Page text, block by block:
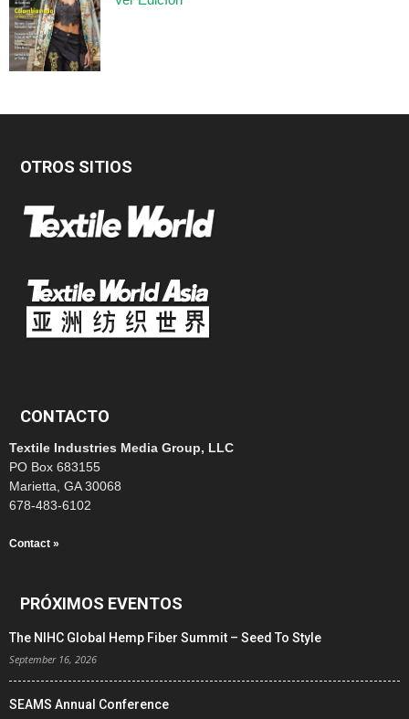
OTROS SITIOS
CONTACTO
Textile Industries Media Group, LLC
PO Box 683155
Marietta, GA 30068
678-483-6102
Contact »
PRÓXIMOS EVENTOS
The NIHC Global Hemp Fiber Summit – Seed To Style
September 16, 2026
SEAMS Annual Conference